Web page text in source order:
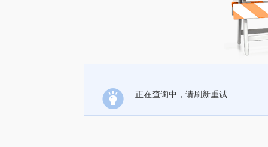
正在查询中，请刷新重试